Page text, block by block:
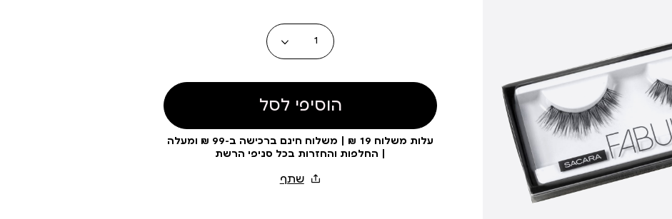
כמות
הוסיפי לסל
עלות משלוח 19 ₪ | משלוח חינם ברכישה ב-99 ₪ ומעלה
| החלפות והחזרות בכל סניפי הרשת